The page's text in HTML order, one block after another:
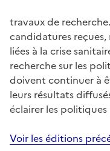
travaux de
candidatures
liées à la crise
recherche sur les
doivent continuer à
leurs résultats
éclairer les
Voir les éditions